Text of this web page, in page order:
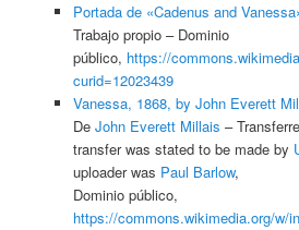
Portada de «Cadenus and
Trabajo propio –Dominio
público, https://
curid=12023439
Vanessa, 1868, by John Everett
De John Everett Millais –
transfer was stated to be made by
uploader was Paul Barlow,
Dominio público,
https://commons.wikimedia.org/w/